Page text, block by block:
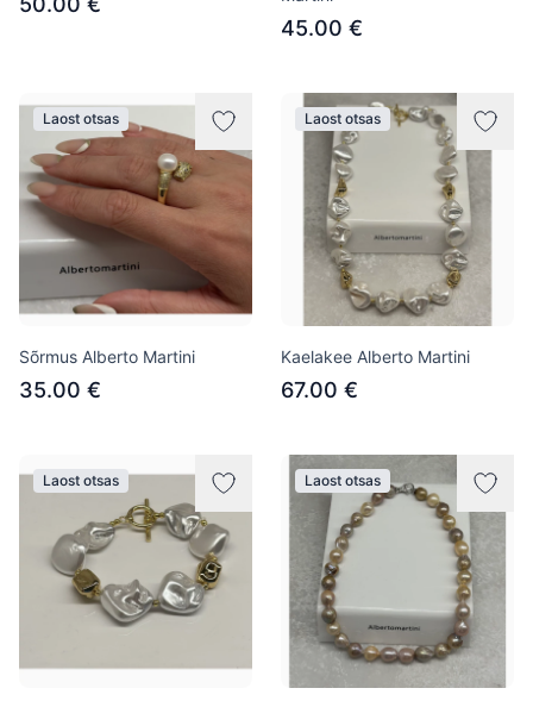
45.00 €
Laost otsas
Sõrmus Alberto Martini
35.00 €
Laost otsas
Kaelakee Alberto Martini
67.00 €
Laost otsas Laost otsas